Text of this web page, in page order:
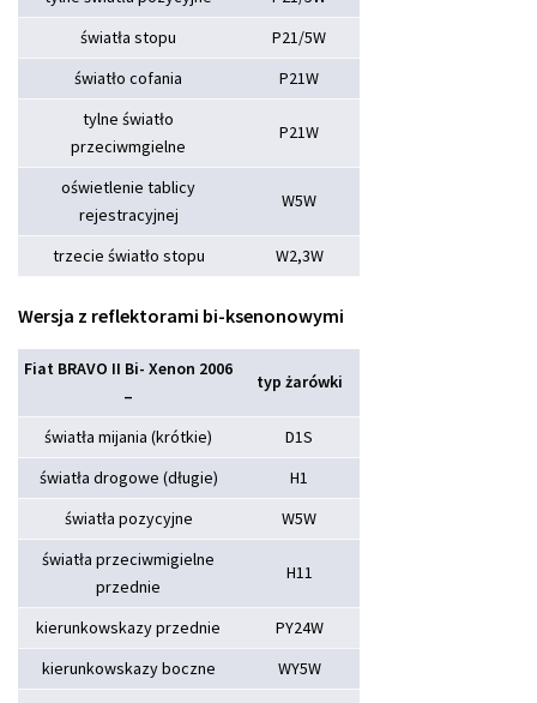
światła stopu
P21/5W
światło cofania
P21W
tylne światło
przeciwmgielne
P21W
oświetlenie tablicy
rejestracyjnej
W5W
trzecie światło stopu W2,3W
Wersja z reflektorami bi-ksenonowymi
Fiat BRAVO II Bi- Xenon 2006
–
typ żarówki
światła mijania (krótkie)
D1S
światła drogowe (długie)
H1
światła pozycyjne
W5W
światła przeciwmigielne
przednie
H11
kierunkowskazy przednie
PY24W
kierunkowskazy boczne
WY5W